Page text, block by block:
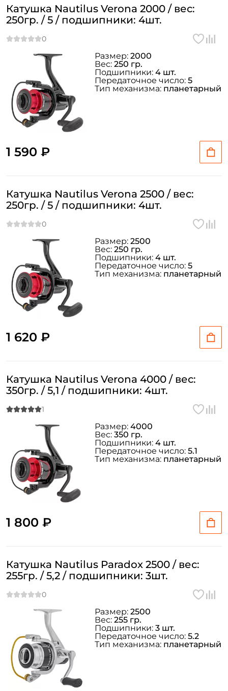
Катушка Nautilus Verona 2000 / вес:
250гр. / 5 / подшипники: 4шт.
1 590 ₽
Размер: 2000
Вес: 250 гр.
Подшипники: 4 шт.
Передаточное число: 5
Тип механизма: планетарный
Катушка Nautilus Verona 2500 / вес:
250гр. / 5 / подшипники: 4шт.
1 620 ₽
Размер: 2500
Вес: 250 гр.
Подшипники: 4 шт.
Передаточное число: 5
Тип механизма: планетарный
Катушка Nautilus Verona 4000 / вес:
350гр. / 5,1 / подшипники: 4шт.
1 800 ₽
Размер: 4000
Вес: 350 гр.
Подшипники: 4 шт.
Передаточное число: 5.1
Тип механизма: планетарный
Катушка Nautilus Paradox 2500 / вес:
255гр. / 5,2 / подшипники: 3шт.
Размер: 2500
Вес: 255 гр.
Подшипники: 3 шт.
Передаточное число: 5.2
Тип механизма: планетарный